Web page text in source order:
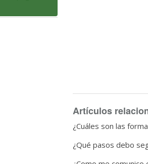
Artículos
¿Cuáles son las
¿Qué pasos debo